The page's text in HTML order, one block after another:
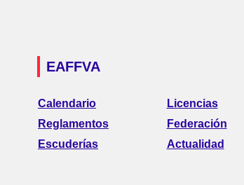
EAFFVA
Calendario
Reglamentos
Escuderías
Licencias
Federación
Actualidad